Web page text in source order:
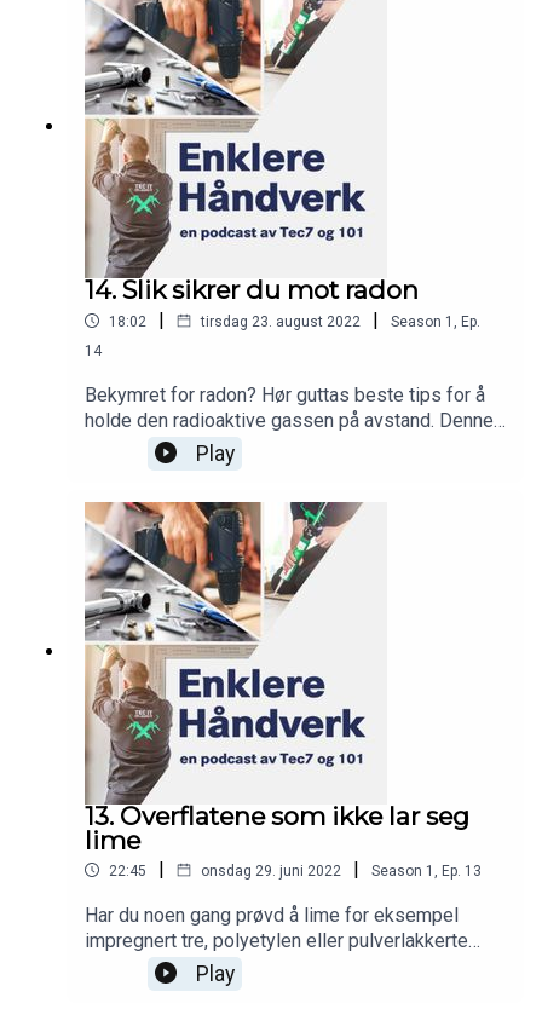
14. Slik sikrer du mot radon
18:02 | tirsdag 23. august 2022 | Season 1
Ep.
14
Bekymret for radon? Hør guttas beste tips for å
holde den radioaktive gassen på avstand. Denne
uka er det dessuten duket for noe FETT i spalten:
«Hva drar du opp av hatten?».
Play
13. Overflatene som ikke lar seg
lime
22:45 | onsdag 29. juni 2022 | Season 1 Ep. 13
Har du noen gang prøvd å lime for eksempel
impregnert tre, polyetylen eller pulverlakkerte
overflater, kjenner du nok frustrasjonen. Noen
flater er rett og slett utrolig tricky å få ordentlig
Play